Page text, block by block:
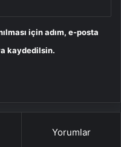
için adım, e-posta
kaydedilsin.
Yorumlar